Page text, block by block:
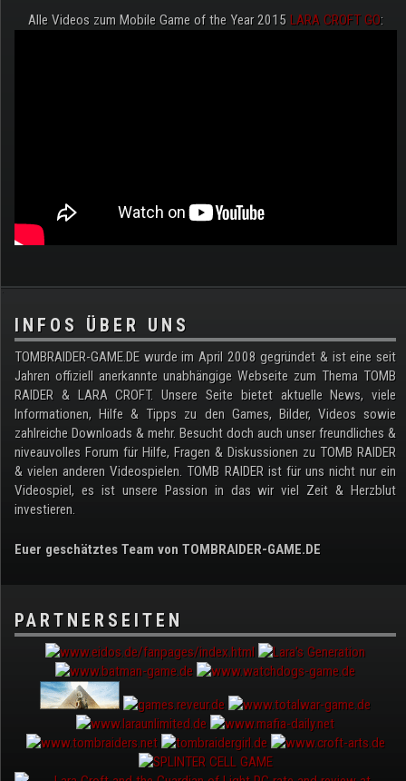
Alle Videos zum Mobile Game of the Year 2015 LARA CROFT GO:
.
INFOS ÜBER UNS
TOMBRAIDER-GAME.DE wurde im April 2008 gegründet & ist eine seit
Jahren offiziell anerkannte unabhängige Webseite zum Thema TOMB
RAIDER & LARA CROFT. Unsere Seite bietet aktuelle News, viele
Informationen, Hilfe & Tipps zu den Games, Bilder, Videos sowie
zahlreiche Downloads & mehr. Besucht doch auch unser freundliches &
niveauvolles Forum für Hilfe, Fragen & Diskussionen zu TOMB RAIDER
& vielen anderen Videospielen. TOMB RAIDER ist für uns nicht nur ein
Videospiel, es ist unsere Passion in das wir viel Zeit & Herzblut
investieren.
Euer geschätztes Team von TOMBRAIDER-GAME.DE
PARTNERSEITEN